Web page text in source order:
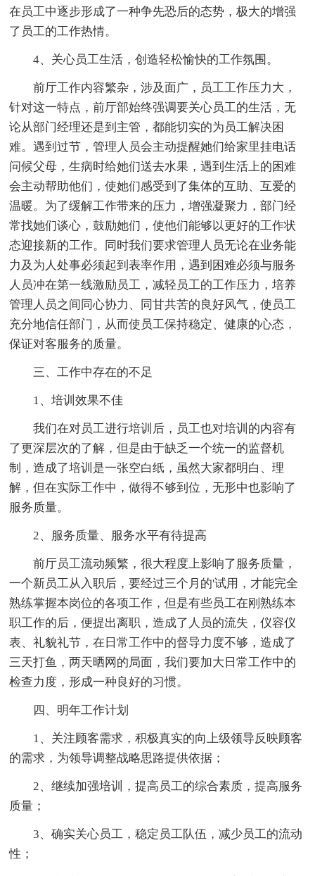
在员工中逐步形成了一种争先恐后的态势，极大的增强
了员工的工作热情。
4、关心员工生活，创造轻松愉快的工作氛围。
前厅工作内容繁杂，涉及面广，员工工作压力大，
针对这一特点，前厅部始终强调要关心员工的生活，无
论从部门经理还是到主管，都能切实的为员工解决困
难。遇到过节，管理人员会主动提醒她们给家里挂电话
问候父母，生病时给她们送去水果，遇到生活上的困难
会主动帮助他们，使她们感受到了集体的互助、互爱的
温暖。为了缓解工作带来的压力，增强凝聚力，部门经
常找她们谈心，鼓励她们，使他们能够以更好的工作状
态迎接新的工作。同时我们要求管理人员无论在业务能
力及为人处事必须起到表率作用，遇到困难必须与服务
人员冲在第一线激励员工，减轻员工的工作压力，培养
管理人员之间同心协力、同甘共苦的良好风气，使员工
充分地信任部门，从而使员工保持稳定、健康的心态，
保证对客服务的质量。
三、工作中存在的不足
1、培训效果不佳
我们在对员工进行培训后，员工也对培训的内容有
了更深层次的了解，但是由于缺乏一个统一的监督机
制，造成了培训是一张空白纸，虽然大家都明白、理
解，但在实际工作中，做得不够到位，无形中也影响了
服务质量。
2、服务质量、服务水平有待提高
前厅员工流动频繁，很大程度上影响了服务质量，
一个新员工从入职后，要经过三个月的'试用，才能完全
熟练掌握本岗位的各项工作，但是有些员工在刚熟练本
职工作的后，便提出离职，造成了人员的流失，仪容仪
表、礼貌礼节，在日常工作中的督导力度不够，造成了
三天打鱼，两天晒网的局面，我们要加大日常工作中的
检查力度，形成一种良好的习惯。
四、明年工作计划
1、关注顾客需求，积极真实的向上级领导反映顾客
的需求，为领导调整战略思路提供依据；
2、继续加强培训，提高员工的综合素质，提高服务
质量；
3、确实关心员工，稳定员工队伍，减少员工的流动
性；